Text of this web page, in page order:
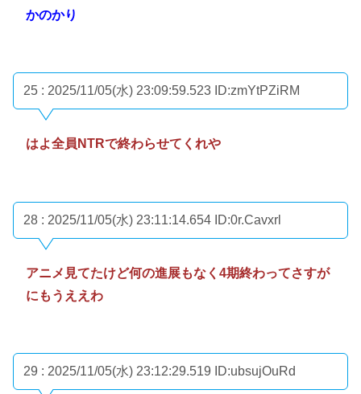
かのかり
25 : 2025/11/05(水) 23:09:59.523 ID:zmYtPZiRM
はよ全員NTRで終わらせてくれや
28 : 2025/11/05(水) 23:11:14.654 ID:0r.Cavxrl
アニメ見てたけど何の進展もなく4期終わってさすが
にもうええわ
29 : 2025/11/05(水) 23:12:29.519 ID:ubsujOuRd